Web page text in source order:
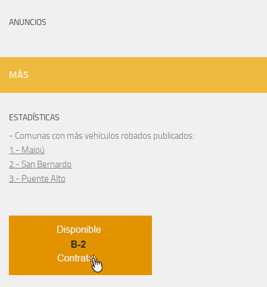
ANUNCIOS
MÁS
ESTADÍSTICAS
- Comunas con más vehículos robados publicados:
1.- Maipú
2.- San Bernardo
3.- Puente Alto